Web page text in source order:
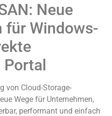
Neue
für Windows-
von Cloud-Storage-
Wege für Unternehmen,
performant und einfach